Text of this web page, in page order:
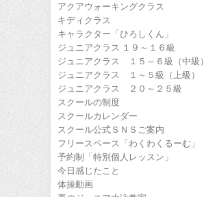
アクアウォーキングクラス
キディクラス
キャラクター「ひろしくん」
ジュニアクラス １９～１６級
ジュニアクラス １５～６級（中級）
ジュニアクラス １～５級（上級）
ジュニアクラス ２０～２５級
スクールの制度
スクールカレンダー
スクール公式ＳＮＳご案内
フリースペース「わくわくるーむ」
予約制「特別個人レッスン」
今日感じたこと
体操動画